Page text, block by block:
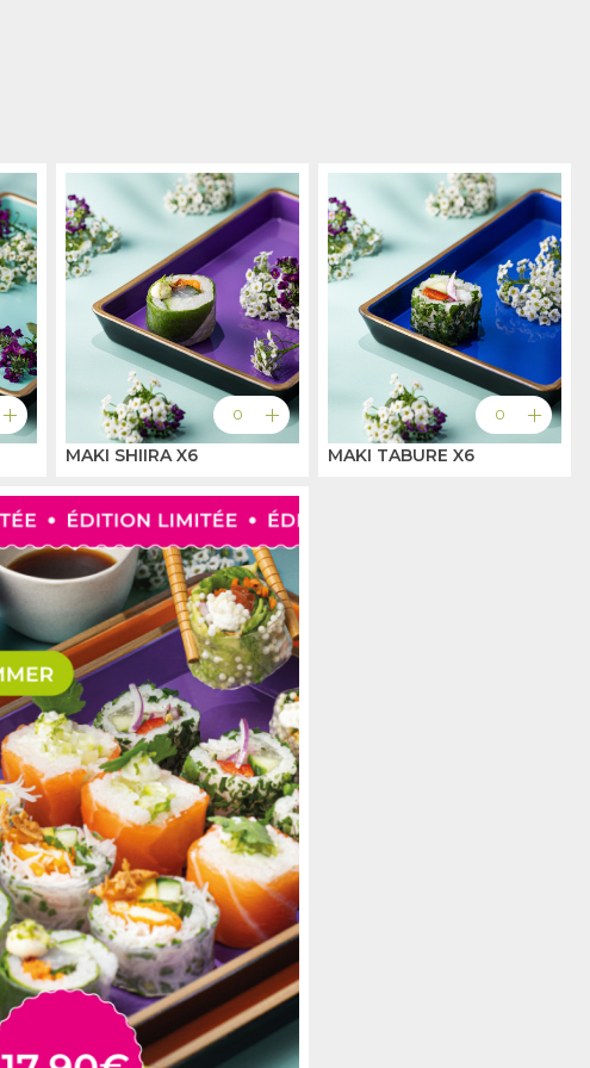
add 0 add
MAKI SHIIRA X6
0 add
MAKI TABURE X6